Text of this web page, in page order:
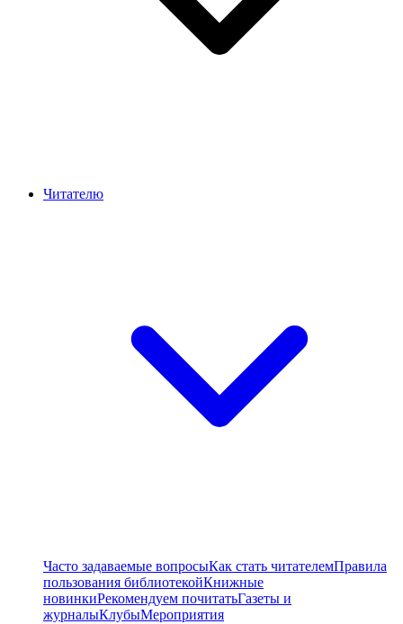
Читателю
Часто задаваемые вопросыКак стать читателемПравила
пользования библиотекойКнижные
новинкиРекомендуем почитатьГазеты и
журналыКлубыМероприятия